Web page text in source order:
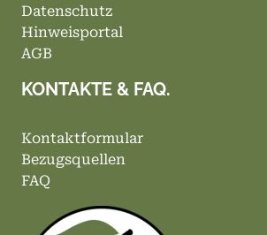
Datenschutz
Hinweisportal
AGB
KONTAKTE & FAQ.
Kontaktformular
Bezugsquellen
FAQ